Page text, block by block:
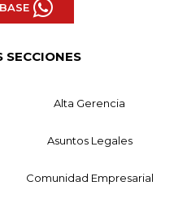
SECCIONES
Alta Gerencia
Asuntos Legales
Comunidad Empresarial